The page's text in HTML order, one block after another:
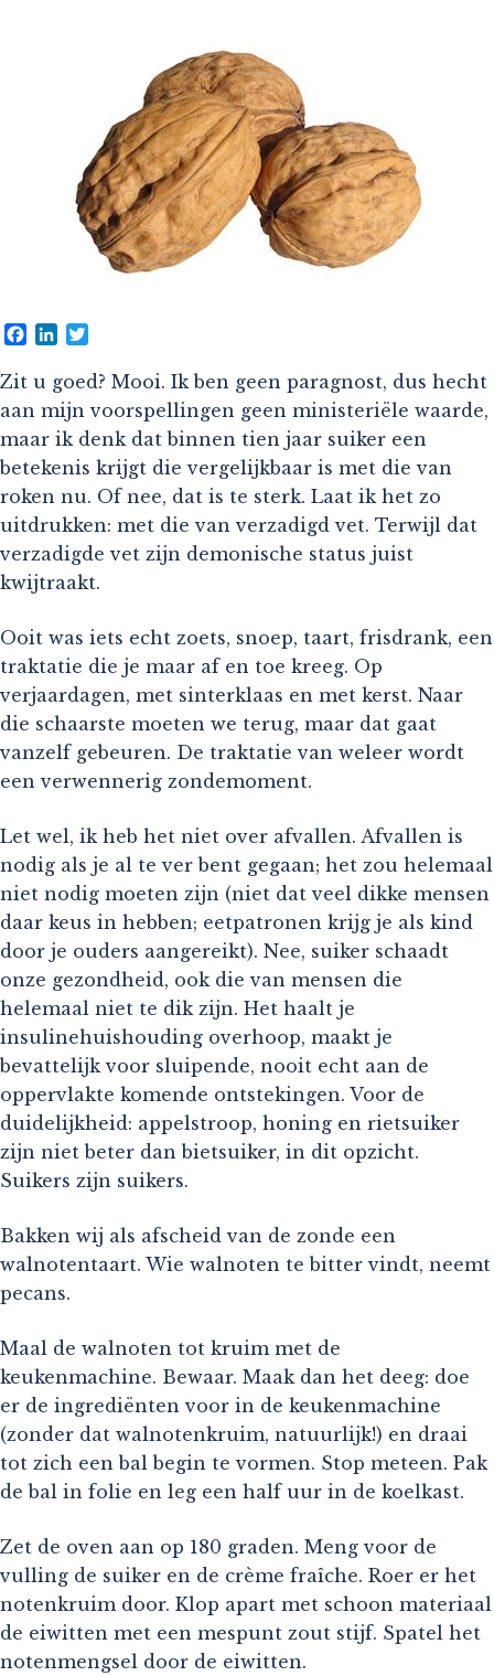
Facebook
LinkedIn
Zit u goed? Mooi. Ik ben geen paragnost, dus hecht
aan mijn voorspellingen geen ministeriële waarde,
maar ik denk dat binnen tien jaar suiker een
betekenis krijgt die vergelijkbaar is met die van
roken nu. Of nee, dat is te sterk. Laat ik het zo
uitdrukken: met die van verzadigd vet. Terwijl dat
verzadigde vet zijn demonische status juist
kwijtraakt.
Ooit was iets echt zoets, snoep, taart, frisdrank, een
traktatie die je maar af en toe kreeg. Op
verjaardagen, met sinterklaas en met kerst. Naar
die schaarste moeten we terug, maar dat gaat
vanzelf gebeuren. De traktatie van weleer wordt
een verwennerig zondemoment.
Let wel, ik heb het niet over afvallen. Afvallen is
nodig als je al te ver bent gegaan; het zou helemaal
niet nodig moeten zijn (niet dat veel dikke mensen
daar keus in hebben; eetpatronen krijg je als kind
door je ouders aangereikt). Nee, suiker schaadt
onze gezondheid, ook die van mensen die
helemaal niet te dik zijn. Het haalt je
insulinehuishouding overhoop, maakt je
bevattelijk voor sluipende, nooit echt aan de
oppervlakte komende ontstekingen. Voor de
duidelijkheid: appelstroop, honing en rietsuiker
zijn niet beter dan bietsuiker, in dit opzicht.
Suikers zijn suikers.
Bakken wij als afscheid van de zonde een
walnotentaart. Wie walnoten te bitter vindt, neemt
pecans.
Maal de walnoten tot kruim met de
keukenmachine. Bewaar. Maak dan het deeg: doe
er de ingrediënten voor in de keukenmachine
(zonder dat walnotenkruim, natuurlijk!) en draai
tot zich een bal begin te vormen. Stop meteen. Pak
de bal in folie en leg een half uur in de koelkast.
Zet de oven aan op 180 graden. Meng voor de
vulling de suiker en de crème fraîche. Roer er het
notenkruim door. Klop apart met schoon materiaal
de eiwitten met een mespunt zout stijf. Spatel het
notenmengsel door de eiwitten.